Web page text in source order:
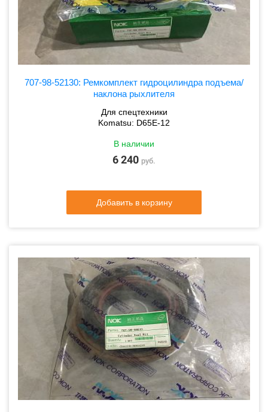
707-98-52130: Ремкомплект гидроцилиндра подъема/
наклона рыхлителя
Для спецтехники
Komatsu: D65E-12
В наличии
6 240 руб.
Добавить в корзину